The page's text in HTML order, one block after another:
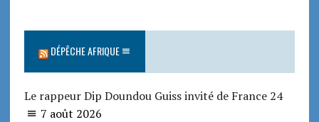
DÉPÊCHE AFRIQUE
Le rappeur Dip Doundou Guiss invité de France 24
7 août 2026